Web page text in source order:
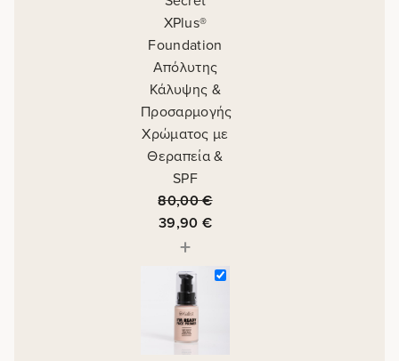
XPlus®
Foundation
Απόλυτης
Κάλυψης &
Προσαρμογής
Χρώματος με
Θεραπεία &
SPF
80,00€
39,90 €
+